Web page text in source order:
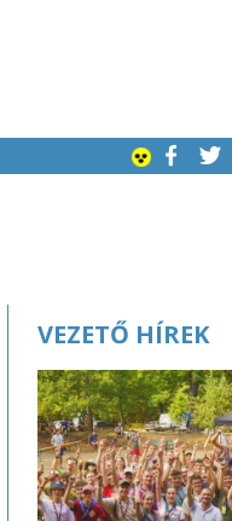
VEZETŐ HÍREK